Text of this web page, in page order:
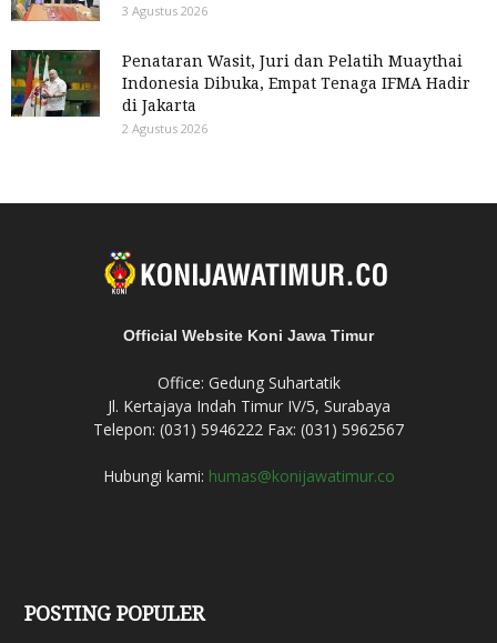
3 Agustus 2026
Penataran Wasit, Juri dan Pelatih Muaythai
Indonesia Dibuka, Empat Tenaga IFMA Hadir
di Jakarta
2 Agustus 2026
Official Website Koni Jawa Timur
Office: Gedung Suhartatik
Jl. Kertajaya Indah Timur IV/5, Surabaya
Telepon: (031) 5946222 Fax: (031) 5962567
Hubungi kami: humas@konijawatimur.co
POSTING POPULER